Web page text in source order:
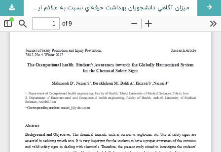
ميزان آگاهي دانشجويان بهداشت حرفه‌اي نسبت به علائم ايمني مواد شيميايي سيستم هماهنگ جهاني